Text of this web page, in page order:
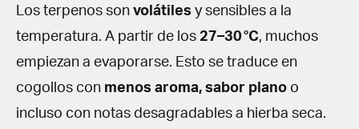
Los terpenos son volátiles y sensibles a la
temperatura. A partir de los 27–30 °C, muchos
empiezan a evaporarse. Esto se traduce en
cogollos con menos aroma, sabor plano o
incluso con notas desagradables a hierba seca.